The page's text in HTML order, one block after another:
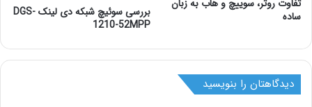
تفاوت روتر، سوییچ و هاب به زبان
ساده
بررسی سوئیچ شبکه دی لینک DGS-
1210-52MPP
دیدگاهتان را بنویسید